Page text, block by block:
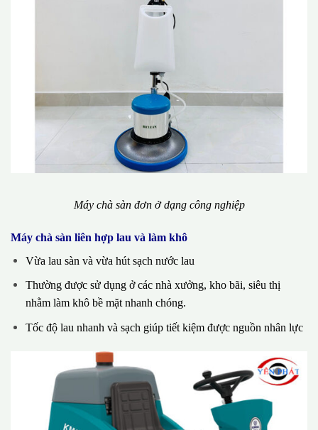
Máy chà sàn đơn ở dạng công nghiệp
Máy chà sàn liên hợp lau và làm khô
Vừa lau sàn và vừa hút sạch nước lau
Thường được sử dụng ở các nhà xưởng, kho bãi, siêu thị
nhằm làm khô bề mặt nhanh chóng.
Tốc độ lau nhanh và sạch giúp tiết kiệm được nguồn nhân lực